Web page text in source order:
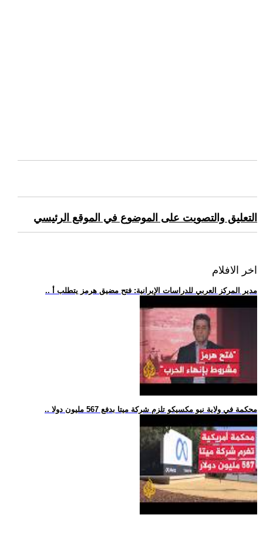
التعليق والتصويت على الموضوع في الموقع الرئيسي
اخر الافلام
.. مدير المركز العربي للدراسات الإيرانية: فتح مضيق هرمز يتطلب أ
.. محكمة في ولاية نيو مكسيكو تلزم شركة ميتا بدفع 567 مليون دولا